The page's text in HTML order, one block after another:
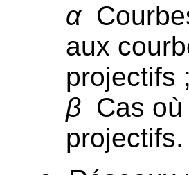
α
aux
projectifs ;
β Cas
projectifs.